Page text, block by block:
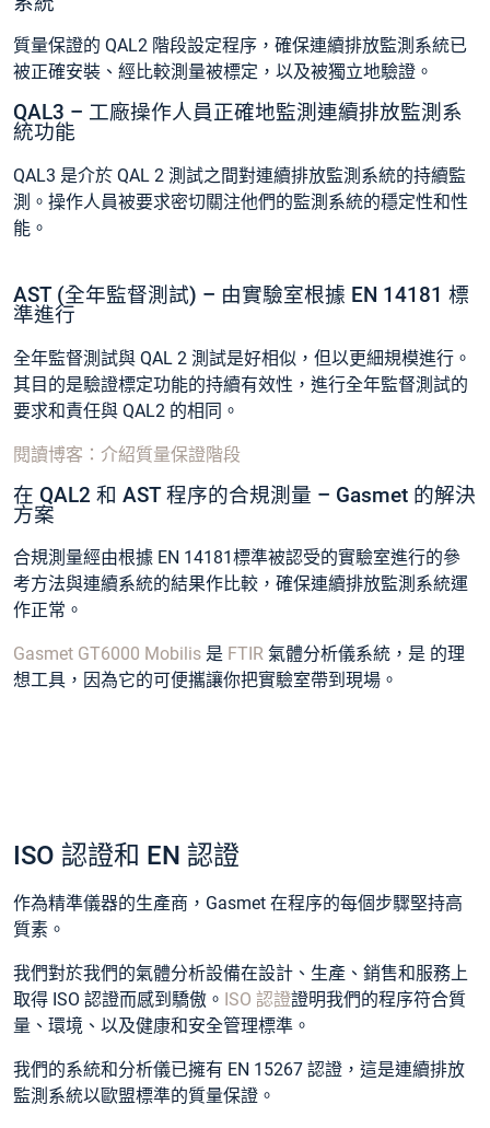
質量保證的 QAL2 階段設定程序，確保連續排放監測系統已
被正確安裝、經比較測量被標定，以及被獨立地驗證。
QAL3 – 工廠操作人員正確地監測連續排放監測系
統功能
QAL3 是介於 QAL 2 測試之間對連續排放監測系統的持續監
測。操作人員被要求密切關注他們的監測系統的穩定性和性
能。
AST (全年監督測試) – 由實驗室根據 EN 14181 標
準進行
全年監督測試與 QAL 2 測試是好相似，但以更細規模進行。
其目的是驗證標定功能的持續有效性，進行全年監督測試的
要求和責任與 QAL2 的相同。
閱讀博客：介紹質量保證階段
在 QAL2 和 AST 程序的合規測量 – Gasmet 的解決
方案
合規測量經由根據 EN 14181標準被認受的實驗室進行的參
考方法與連續系統的結果作比較，確保連續排放監測系統運
作正常。
Gasmet GT6000 Mobilis 是 FTIR 氣體分析儀系統，是 的理
想工具，因為它的可便攜讓你把實驗室帶到現場。
ISO 認證和 EN 認證
作為精準儀器的生產商，Gasmet 在程序的每個步驟堅持高
質素。
我們對於我們的氣體分析設備在設計、生產、銷售和服務上
取得 ISO 認證而感到驕傲。 ISO 認證證明我們的程序符合質
量、環境、以及健康和安全管理標準。
我們的系統和分析儀已擁有 EN 15267 認證，這是連續排放
監測系統以歐盟標準的質量保證。